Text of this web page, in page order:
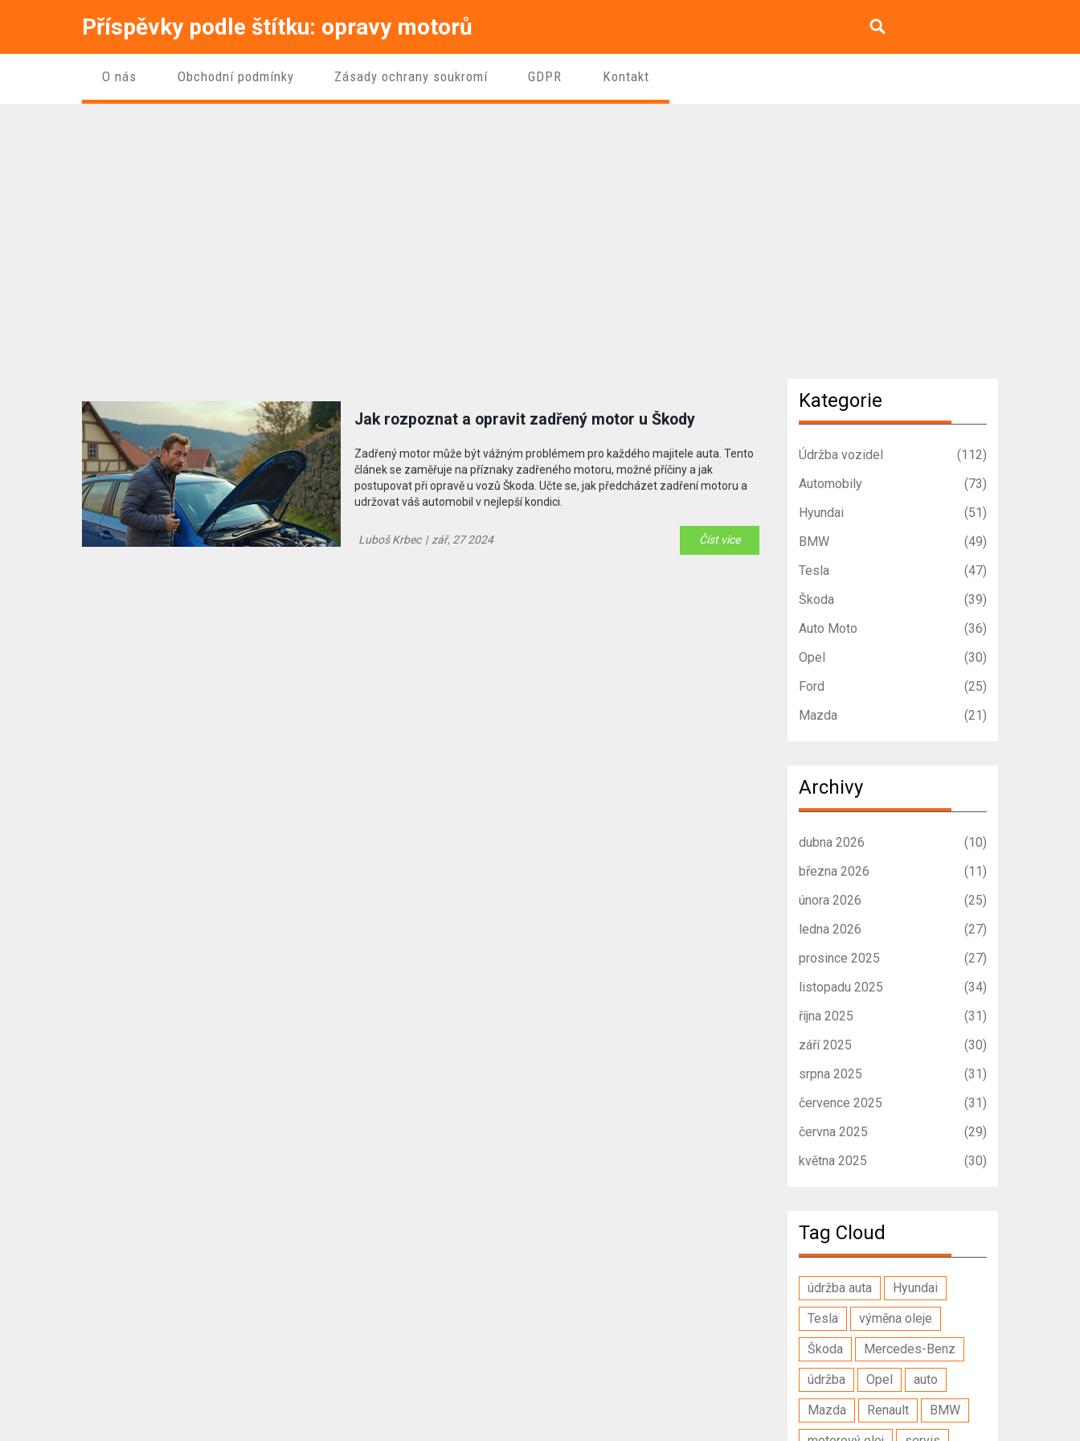
Příspěvky podle štítku: opravy motorů
O nás Obchodní podmínky Zásady ochrany soukromí GDPR Kontakt
Jak rozpoznat a opravit zadřený motor u Škody
Zadřený motor může být vážným problémem pro každého majitele auta. Tento
článek se zaměřuje na příznaky zadřeného motoru, možné příčiny a jak
postupovat při opravě u vozů Škoda. Učte se, jak předcházet zadření motoru a
udržovat váš automobil v nejlepší kondici.
Luboš Krbec | zář, 27 2024 Číst více
Kategorie
Údržba vozidel
(112)
Automobily
(73)
Hyundai
(51)
BMW
(49)
Tesla
(47)
Škoda
(39)
Auto Moto
(36)
Opel
(30)
Ford
(25)
Mazda
(21)
Archivy
dubna 2026
(10)
března 2026
(11)
února 2026
(25)
ledna 2026
(27)
prosince 2025
(27)
listopadu 2025
(34)
října 2025
(31)
září 2025
(30)
srpna 2025
(31)
července 2025
(31)
června 2025
(29)
května 2025
(30)
Tag Cloud
údržba auta
Hyundai
Tesla
výměna oleje
Škoda
Mercedes-Benz
údržba
Opel
auto
Mazda
Renault
BMW